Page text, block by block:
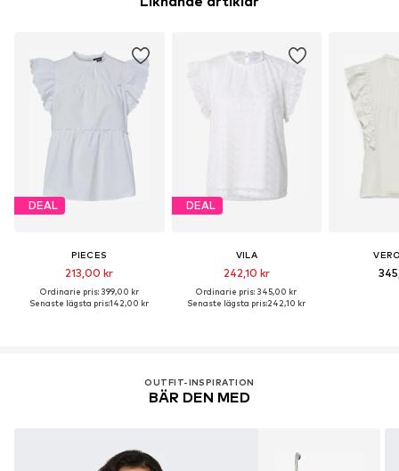
DEAL
PIECES
213,00 kr
Ordinarie pris: 399,00 kr
Senaste lägsta pris:142,00 kr
DEAL
VILA
242,10 kr
Ordinarie pris: 345,00 kr
Senaste lägsta pris:242,10 kr
OUTFIT-INSPIRATION
BÄR DEN MED